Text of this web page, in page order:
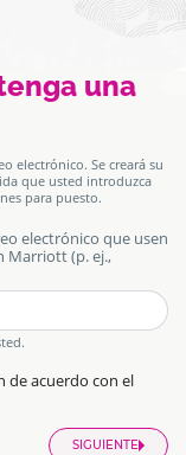
una
electrónico. Se creará su
que usted introduzca
para puesto.
electrónico que usen
Marriott (p. ej.,
de acuerdo con el
SIGUIENTE